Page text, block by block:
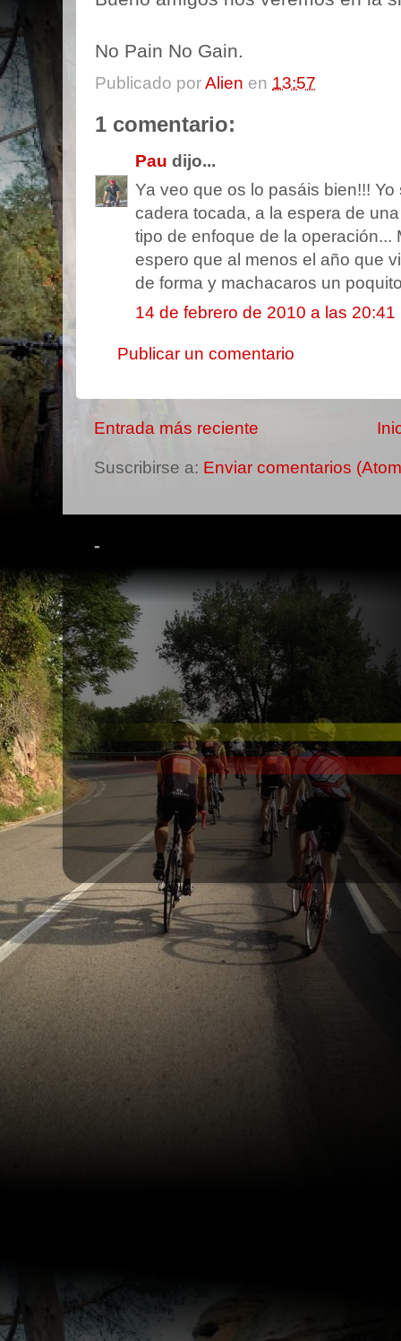
No Pain No Gain.
Publicado porAlien en 13:57
1 comentario:
Pau dijo...
Ya veo que os lo pasáis bien!!!
cadera tocada, a la espera de
tipo de enfoque de la operación...
espero que al menos el año que
de forma y machacaros un
14 de febrero de 2010 a las 20:41
Publicar un comentario
Entrada más reciente
Suscribirse a: Enviar comentarios
-